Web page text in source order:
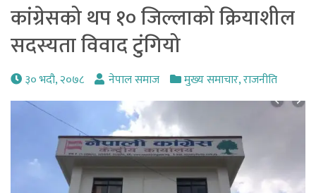
कांग्रेसको थप १० जिल्लाको क्रियाशील
सदस्यता विवाद टुंगियो
३० भदौ, २०७८ नेपाल समाज मुख्य समाचार,राजनीति